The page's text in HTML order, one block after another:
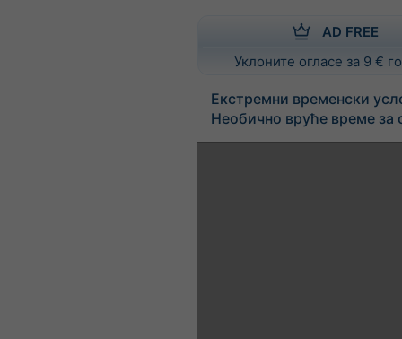
AD FREE
Уклоните огласе за 9 €
Екстремни временски
Необично вруће време за